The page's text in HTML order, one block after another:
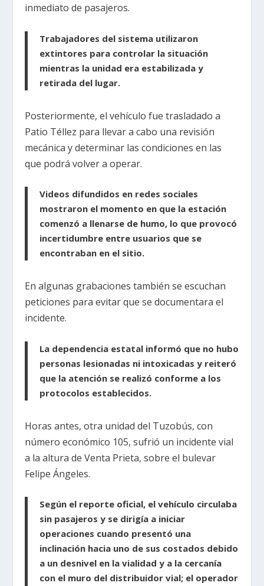
inmediato de pasajeros.
Trabajadores del sistema utilizaron
extintores para controlar la situación
mientras la unidad era estabilizada y
retirada del lugar.
Posteriormente, el vehículo fue trasladado a
Patio Téllez para llevar a cabo una revisión
mecánica y determinar las condiciones en las
que podrá volver a operar.
Videos difundidos en redes sociales
mostraron el momento en que la estación
comenzó a llenarse de humo, lo que provocó
incertidumbre entre usuarios que se
encontraban en el sitio.
En algunas grabaciones también se escuchan
peticiones para evitar que se documentara el
incidente.
La dependencia estatal informó que no hubo
personas lesionadas ni intoxicadas y reiteró
que la atención se realizó conforme a los
protocolos establecidos.
Horas antes, otra unidad del Tuzobús, con
número económico 105, sufrió un incidente vial
a la altura de Venta Prieta, sobre el bulevar
Felipe Ángeles.
Según el reporte oficial, el vehículo circulaba
sin pasajeros y se dirigía a iniciar
operaciones cuando presentó una
inclinación hacia uno de sus costados debido
a un desnivel en la vialidad y a la cercanía
con el muro del distribuidor vial; el operador